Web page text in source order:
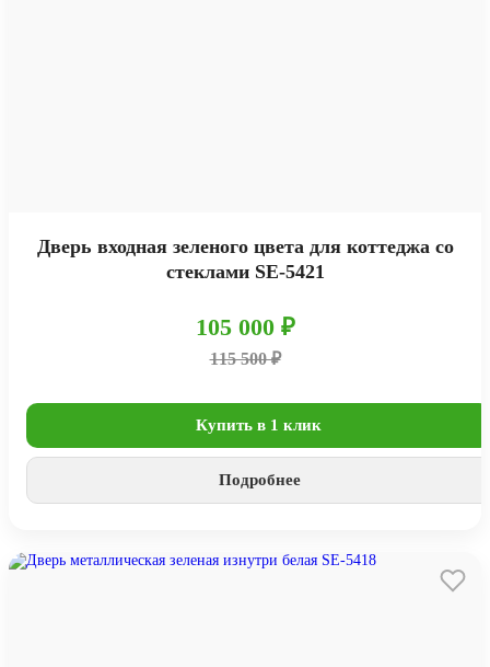
Дверь входная зеленого цвета для коттеджа со
стеклами SE-5421
105 000 ₽
115 500 ₽
Купить в 1 клик
Подробнее